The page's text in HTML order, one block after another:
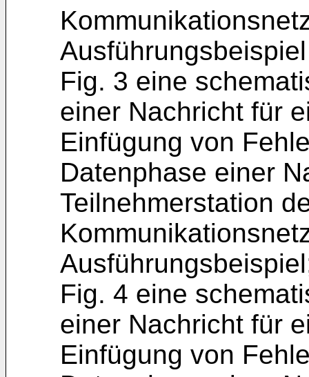
Fig. 3 eine
einer Nachricht für
Einfügung von
Datenphase einer
Teilnehmerstation
Fig. 4 eine
einer Nachricht für
Einfügung von